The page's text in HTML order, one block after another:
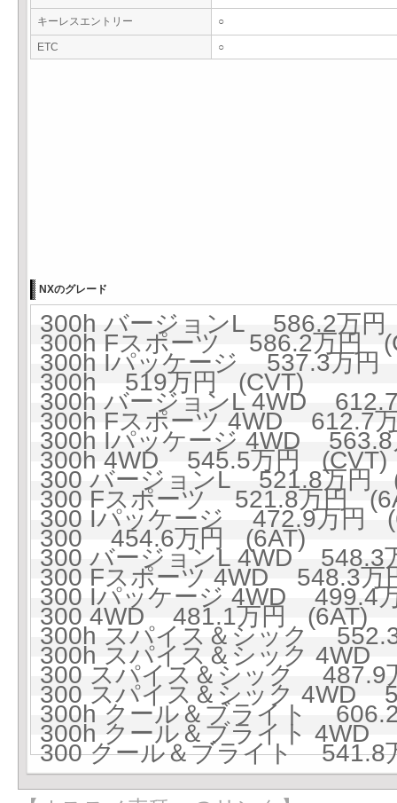
キーレスエントリー ○
ETC ○
NXのグレード
300h バージョンL 586.2万
300h Fスポーツ 586.2万円
300h Iパッケージ 537.3万円
300h 519万円 (CVT)
300h バージョンL 4WD
300h Fスポーツ 4WD 612.7
300h Iパッケージ 4WD
300h 4WD 545.5万円 (CVT)
300 バージョンL 521.8万円
300 Fスポーツ 521.8万円
300 Iパッケージ 472.9万円
300 454.6万円 (6AT)
300 バージョンL 4WD 548.3
300 Fスポーツ 4WD 548.3万
300 Iパッケージ 4WD 499.4
300 4WD 481.1万円 (6AT)
300h スパイス＆シック
300h スパイス＆シック
300 スパイス＆シック 487.9
300 スパイス＆シック 4WD
300h クール＆ブライト
300h クール＆ブライト
300 クール＆ブライト 541.8